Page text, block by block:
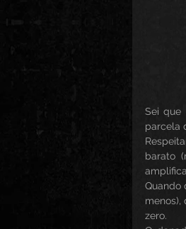
Sei que
parcela
barato
Quando
zero.